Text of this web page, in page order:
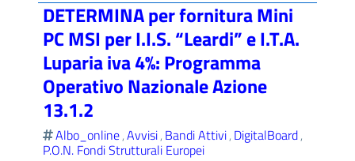
DETERMINA per fornitura Mini
PC MSI per I.I.S. “Leardi” e I.T.A.
Luparia iva 4%: Programma
Operativo Nazionale Azione
13.1.2
Albo_online,Avvisi, Bandi Attivi, DigitalBoard,
P.O.N. Fondi Strutturali Europei